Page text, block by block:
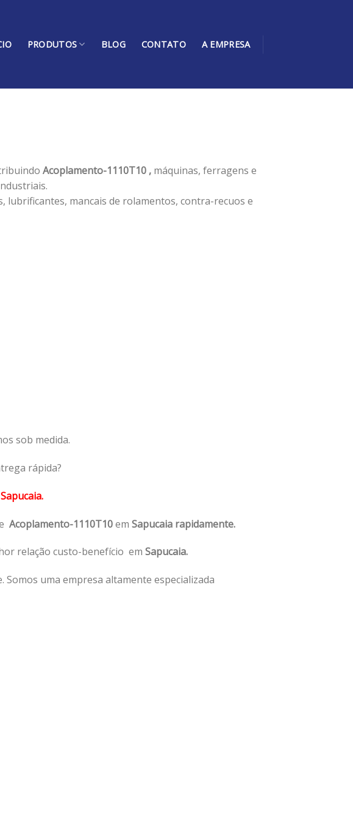
PRODUTOS BLOG CONTATO A EMPRESA
Acoplamento-1110T10 , máquinas, ferragens e
lubrificantes, mancais de rolamentos, contra-recuos e
sob medida.
rápida?
Sapucaia.
Acoplamento-1110T10em Sapucaia rapidamente.
relação custo-benefício em Sapucaia.
uma empresa altamente especializada